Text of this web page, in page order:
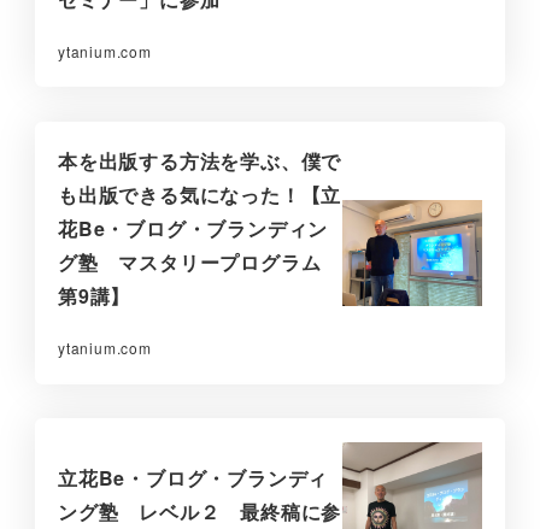
ytanium.com
本を出版する方法を学ぶ、僕で
も出版できる気になった！【立
花Be・ブログ・ブランディン
グ塾 マスタリープログラム
第9講】
ytanium.com
立花Be・ブログ・ブランディ
ング塾 レベル２ 最終稿に参